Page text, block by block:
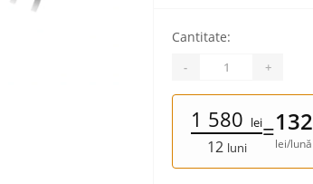
Cantitate:
- +
1 580 lei
12 luni
=132
lei/lună